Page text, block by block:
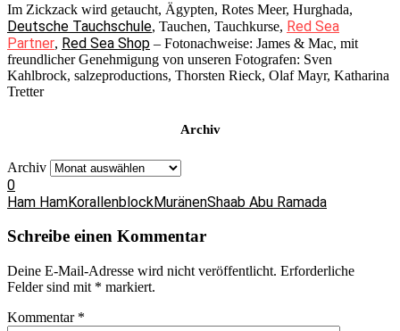
Im Zickzack wird getaucht, Ägypten, Rotes Meer, Hurghada,
Deutsche Tauchschule, Tauchen, Tauchkurse, Red Sea
Partner, Red Sea Shop – Fotonachweise: James & Mac, mit
freundlicher Genehmigung von unseren Fotografen: Sven
Kahlbrock, salzeproductions, Thorsten Rieck, Olaf Mayr, Katharina
Tretter
Archiv
Archiv
0
Ham HamKorallenblockMuränenShaab Abu Ramada
Schreibe einen Kommentar
Deine E-Mail-Adresse wird nicht veröffentlicht. Erforderliche
Felder sind mit * markiert.
Kommentar *